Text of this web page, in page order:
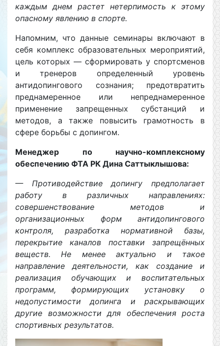
каждым днем растет нетерпимость к этому
опасному явлению в спорте.
Напомним, что данные семинары включают в
себя комплекс образовательных мероприятий,
цель которых — сформировать у спортсменов
и тренеров определенный уровень
антидопингового сознания; предотвратить
преднамеренное или непреднамеренное
применение запрещенных субстанций и
методов, а также повысить грамотность в
сфере борьбы с допингом.
Менеджер по научно-комплексному
обеспечению ФТА РК Дина Саттыклышова:
— Противодействие допингу предполагает
работу в различных направлениях:
совершенствование методов и
организационных форм антидопингового
контроля, разработка нормативной базы,
перекрытие каналов поставки запрещённых
веществ. Не менее актуально и такое
направление деятельности, как создание и
реализация обучающих и воспитательных
программ, формирующих установку о
недопустимости допинга и раскрывающих
другие возможности для обеспечения роста
спортивных результатов.